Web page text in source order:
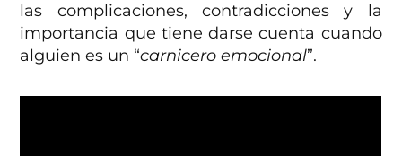
las complicaciones, contradicciones y la
importancia que tiene darse cuenta cuando
alguien es un “carnicero emocional”.